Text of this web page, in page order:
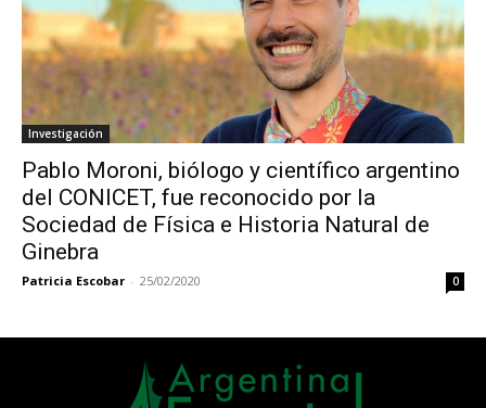
Investigación
Pablo Moroni, biólogo y científico argentino
del CONICET, fue reconocido por la
Sociedad de Física e Historia Natural de
Ginebra
Patricia Escobar - 25/02/2020 0